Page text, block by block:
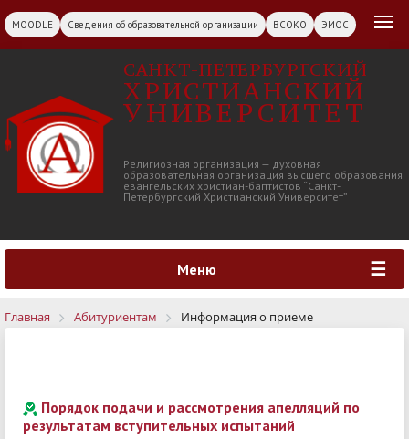
MOODLE Сведения об образовательной организации ВСОКО ЭИОС
САНКТ-ПЕТЕРБУРГСКИЙ
ХРИСТИАНСКИЙ
УНИВЕРСИТЕТ
Религиозная организация — духовная
образовательная организация высшего образования
евангельских христиан-баптистов “Санкт-
Петербургский Христианский Университет”
Меню
Главная Абитуриентам Информация о приеме
Порядок подачи и рассмотрения апелляций по
результатам вступительных испытаний